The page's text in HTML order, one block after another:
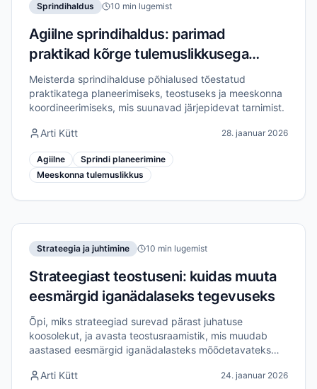
Sprindihaldus 10 min lugemist
Agiilne sprindihaldus: parimad
praktikad kõrge tulemuslikkusega
meeskondadele
Meisterda sprindihalduse põhialused tõestatud
praktikatega planeerimiseks, teostuseks ja meeskonna
koordineerimiseks, mis suunavad järjepidevat tarnimist.
Arti Kütt 28. jaanuar 2026
Agiilne
Sprindi planeerimine
Meeskonna tulemuslikkus
Strateegia ja juhtimine 10 min lugemist
Strateegiast teostuseni: kuidas muuta
eesmärgid iganädalaseks tegevuseks
Õpi, miks strateegiad surevad pärast juhatuse
koosolekut, ja avasta teostusraamistik, mis muudab
aastased eesmärgid iganädalasteks mõõdetavateks
Arti Kütt
24. jaanuar 2026